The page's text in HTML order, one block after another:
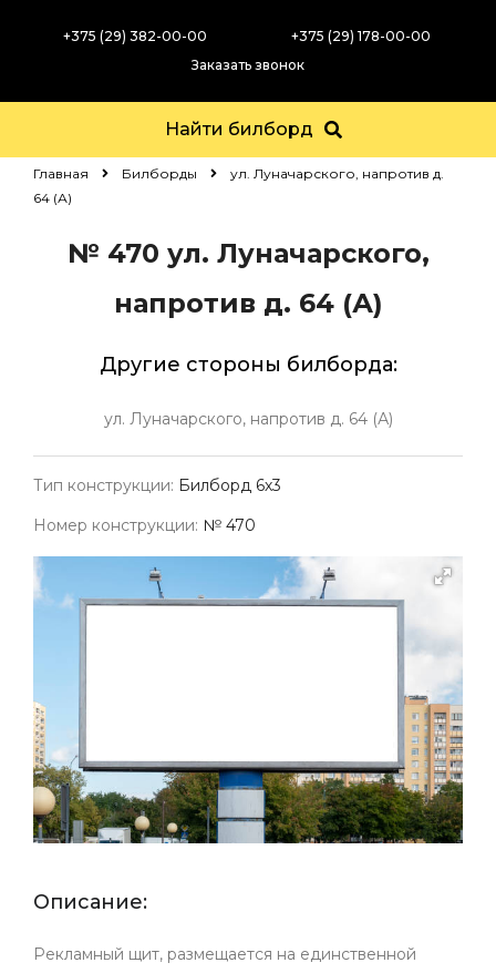
+375 (29) 382-00-00
+375 (29) 178-00-00
Заказать звонок
Найти билборд
Главная Билборды
ул. Луначарского, напротив д.
64 (А)
№ 470 ул. Луначарского,
напротив д. 64 (А)
Другие стороны билборда:
ул. Луначарского, напротив д. 64 (А)
Тип конструкции: Билборд 6х3
Номер конструкции: № 470
Описание:
Рекламный щит, размещается на единственной